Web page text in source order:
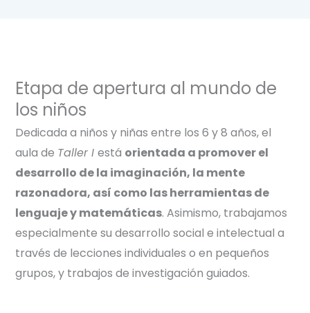
Etapa de apertura al mundo de
los niños
Dedicada a niños y niñas entre los 6 y 8 años, el
aula de Taller Iestá orientada a promover el
desarrollo de la imaginación, la mente
razonadora, así como las herramientas de
lenguaje y matemáticas. Asimismo, trabajamos
especialmente su desarrollo social e intelectual a
través de lecciones individuales o en pequeños
grupos, y trabajos de investigación guiados.